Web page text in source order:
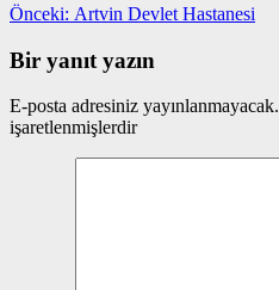
Yazı
gezinmesi
Önceki: Önceki
Artvin Devlet Hastanesi
Bir yanıt yazın
E-posta adresiniz yayınlanmayacak.
işaretlenmişlerdir